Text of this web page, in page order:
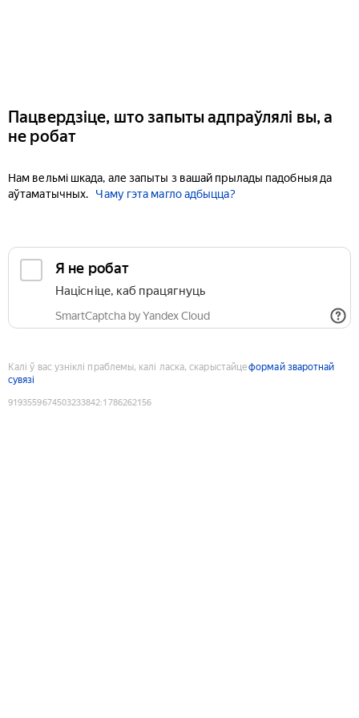
Пацвердзіце, што запыты адпраўлялі вы, а
не робат
Нам вельмі шкада, але запыты з вашай прылады падобныя да
аўтаматычных.
Чаму гэта магло адбыцца?
Я не робат
Націсніце, каб працягнуць
SmartCaptcha by Yandex Cloud
Калі ў вас узніклі праблемы, калі ласка, скарыстайцеформай зваротнай
сувязі
9193559674503233842:1786262156